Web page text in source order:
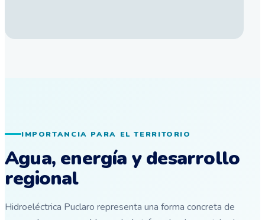
IMPORTANCIA PARA EL TERRITORIO
Agua, energía y desarrollo
regional
Hidroeléctrica Puclaro representa una forma concreta de